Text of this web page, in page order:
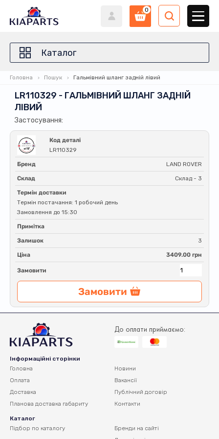
0
Каталог
Головна Пошук Гальмівний шланг задній лівий
LR110329 - ГАЛЬМІВНИЙ ШЛАНГ ЗАДНІЙ
ЛІВИЙ
Застосування:
Код деталі
LR110329
Бренд LAND ROVER
Склад Склад - 3
Термін доставки
Термін постачання: 1 робочий день
Замовлення до 15:30
Примітка
Залишок 3
Ціна 3409.00 грн
Замовити
Замовити
До оплати приймаємо:
Інформаційні сторінки
Головна
Оплата
Доставка
Планова доставка габариту
Новини
Вакансії
Публічний договір
Контакти
Каталог
Підбор по каталогу
Бренди на сайті